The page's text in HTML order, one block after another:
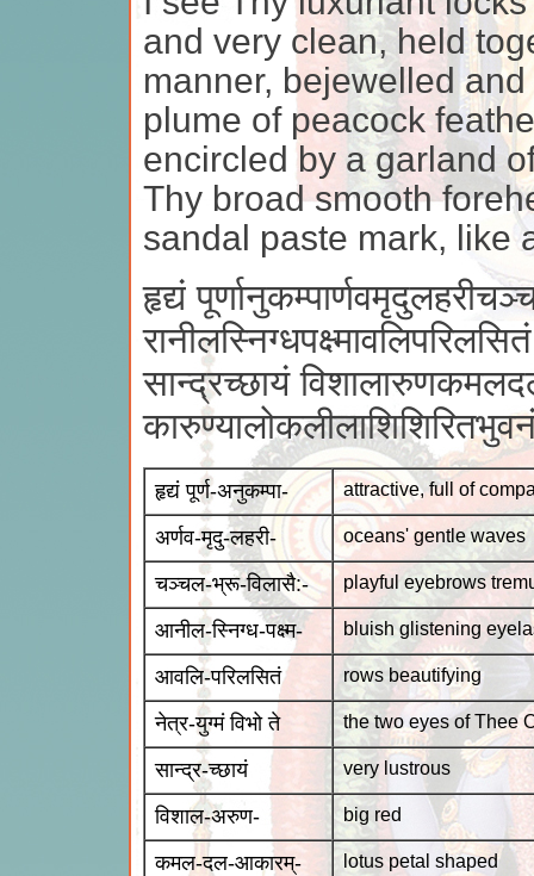
and very clean, held
manner, bejewelled
plume of peacock
encircled by a garland
Thy broad smooth
sandal paste mark, like
हृद्यं
सान्द्रच्छायं
हृद्यं पूर्ण-अनुकम्पा- attractive, full of
अर्णव-मृदु-लहरी- oceans' gentle waves
चञ्चल-भ्रू-विलासै:- playful eyebrows
आनील-स्निग्ध-पक्ष्म- bluish glistening
आवलि-परिलसितं rows beautifying
नेत्र-युग्मं विभो ते the two eyes of Thee
सान्द्र-च्छायं very lustrous
विशाल-अरुण- big red
कमल-दल-आकारम्- lotus petal shaped